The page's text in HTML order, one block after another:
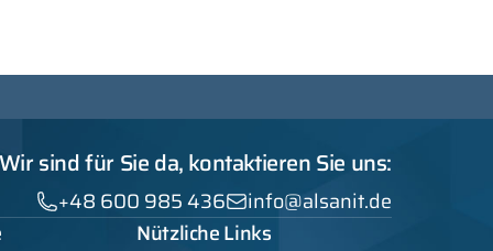
Wir sind für Sie da, kontaktieren Sie uns:
+48 600 985 436
info@alsanit.de
Nützliche Links